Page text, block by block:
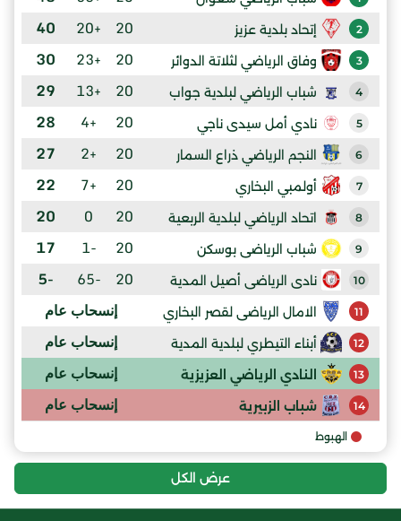
2 إتحاد بلدية عزيز 20
+20
40
3 وفاق الرياضي لثلاتة الدوائر 20
+23
30
4 شباب الرياضي لبلدية جواب 20
+13
29
5 نادي أمل سيدى ناجي 20
+4
28
6 النجم الرياضي ذراع السمار 20
+2
27
7 أولمبي البخاري 20
+7
22
8 اتحاد الرياضي لبلدية الربعية 20
0
20
9 شباب الرياضى بوسكن 20
-1
17
10 نادى الرياضى أصيل المدية 20
-65
-5
11 الامال الرياضى لقصر البخاري إنسحاب عام
12 أبناء التيطري لبلدية المدية إنسحاب عام
13 النادي الرياضي العزيزية إنسحاب عام
14 شباب الزبيرية إنسحاب عام
الهبوط
عرض الكل